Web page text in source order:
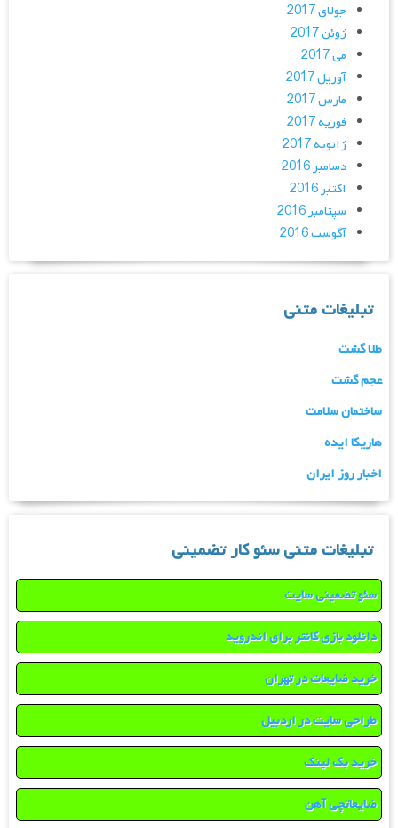
جولای 2017
ژوئن 2017
می 2017
آوریل 2017
مارس 2017
فوریه 2017
ژانویه 2017
دسامبر 2016
اکتبر 2016
سپتامبر 2016
آگوست 2016
تبلیغات متنی
طلا گشت
عجم گشت
ساختمان سلامت
هاریکا ایده
اخبار روز ایران
تبلیغات متنی سئو کار تضمینی
سئو تضمینی سایت
دانلود بازی کانتر برای اندروید
خرید ضایعات در تهران
طراحی سایت در اردبیل
خرید بک لینک
ضایعاتچی آهن